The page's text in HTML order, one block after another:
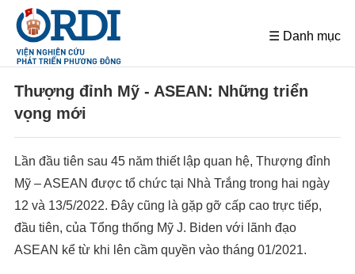
☰ Danh mục
Thượng đỉnh Mỹ - ASEAN: Những triển
vọng mới
Lần đầu tiên sau 45 năm thiết lập quan hệ, Thượng đỉnh
Mỹ – ASEAN được tổ chức tại Nhà Trắng trong hai ngày
12 và 13/5/2022. Đây cũng là gặp gỡ cấp cao trực tiếp,
đầu tiên, của Tổng thống Mỹ J. Biden với lãnh đạo
ASEAN kể từ khi lên cầm quyền vào tháng 01/2021.